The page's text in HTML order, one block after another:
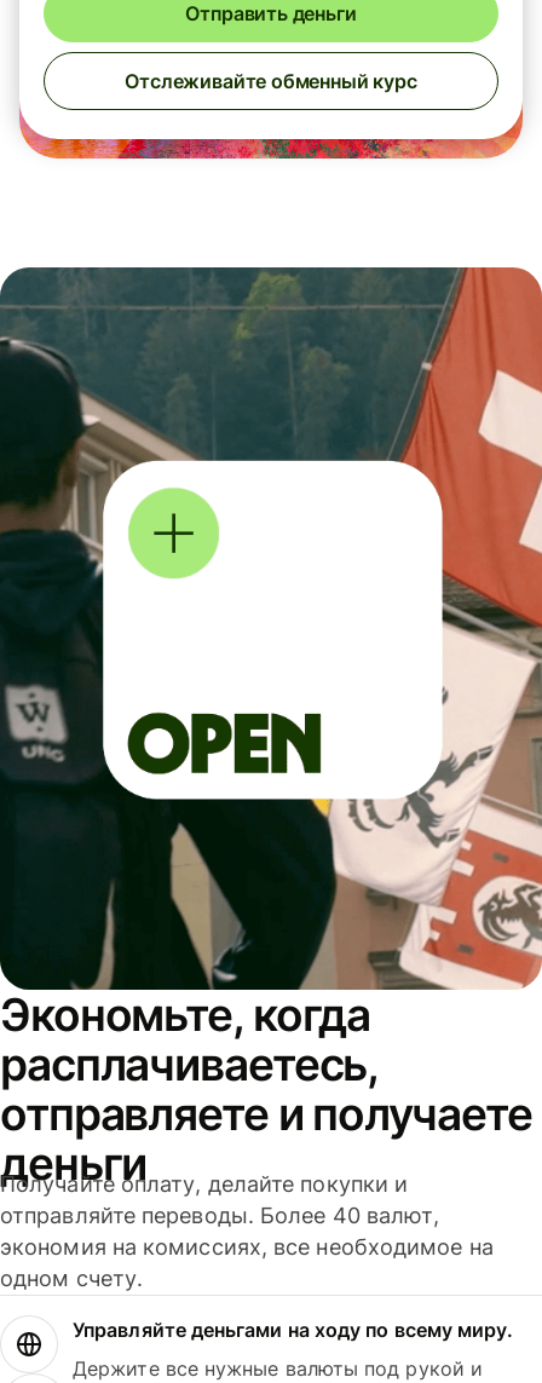
Отправить деньги
Отслеживайте обменный курс
Экономьте, когда
расплачиваетесь,
отправляете и получаете
деньги
Получайте оплату, делайте покупки и
отправляйте переводы. Более 40 валют,
экономия на комиссиях, все необходимое на
одном счету.
Управляйте деньгами на ходу по всему миру.
Держите все нужные валюты под рукой и